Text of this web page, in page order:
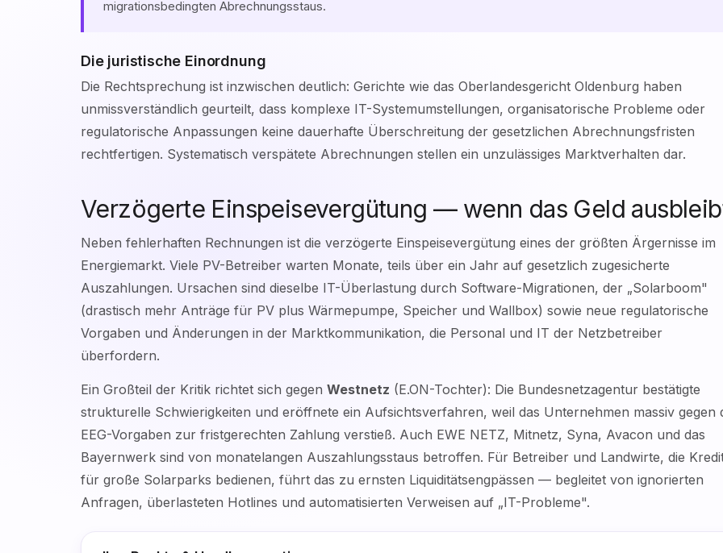
migrationsbedingten Abrechnungsstaus.
Die juristische Einordnung
Die Rechtsprechung ist inzwischen deutlich: Gerichte wie das Oberlandesgericht Oldenburg haben
unmissverständlich geurteilt, dass komplexe IT-Systemumstellungen, organisatorische Probleme oder
regulatorische Anpassungen keine dauerhafte Überschreitung der gesetzlichen Abrechnungsfristen
rechtfertigen. Systematisch verspätete Abrechnungen stellen ein unzulässiges Marktverhalten dar.
Verzögerte Einspeisevergütung — wenn das Geld
Neben fehlerhaften Rechnungen ist die verzögerte Einspeisevergütung eines der größten Ärgernisse im
Energiemarkt. Viele PV-Betreiber warten Monate, teils über ein Jahr auf gesetzlich zugesicherte
Auszahlungen. Ursachen sind dieselbe IT-Überlastung durch Software-Migrationen, der „Solarboom"
(drastisch mehr Anträge für PV plus Wärmepumpe, Speicher und Wallbox) sowie neue regulatorische
Vorgaben und Änderungen in der Marktkommunikation, die Personal und IT der Netzbetreiber
überfordern.
Ein Großteil der Kritik richtet sich gegen Westnetz (E.ON-Tochter): Die Bundesnetzagentur bestätigte
strukturelle Schwierigkeiten und eröffnete ein Aufsichtsverfahren, weil das Unternehmen massiv gegen
EEG-Vorgaben zur fristgerechten Zahlung verstieß. Auch EWE NETZ, Mitnetz, Syna, Avacon und das
Bayernwerk sind von monatelangen Auszahlungsstaus betroffen. Für Betreiber und Landwirte, die
für große Solarparks bedienen, führt das zu ernsten Liquiditätsengpässen — begleitet von ignorierten
Anfragen, überlasteten Hotlines und automatisierten Verweisen auf „IT-Probleme".